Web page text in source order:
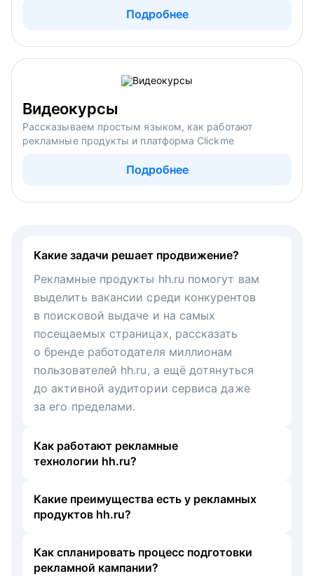
Подробнее
Видеокурсы
Рассказываем простым языком, как работают
рекламные продукты и платформа Clickme
Подробнее
Какие задачи решает продвижение?
Рекламные продукты hh.ru помогут вам
выделить вакансии среди конкурентов
в поисковой выдаче и на самых
посещаемых страницах, рассказать
о бренде работодателя миллионам
пользователей hh.ru, а ещё дотянуться
до активной аудитории сервиса даже
за его пределами.
Как работают рекламные
технологии hh.ru?
Какие преимущества есть у рекламных
продуктов hh.ru?
Как спланировать процесс подготовки
рекламной кампании?